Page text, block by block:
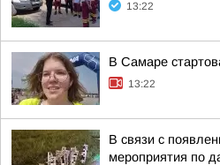
13:22
В Самаре
13:22
В связи с
мероприятия по